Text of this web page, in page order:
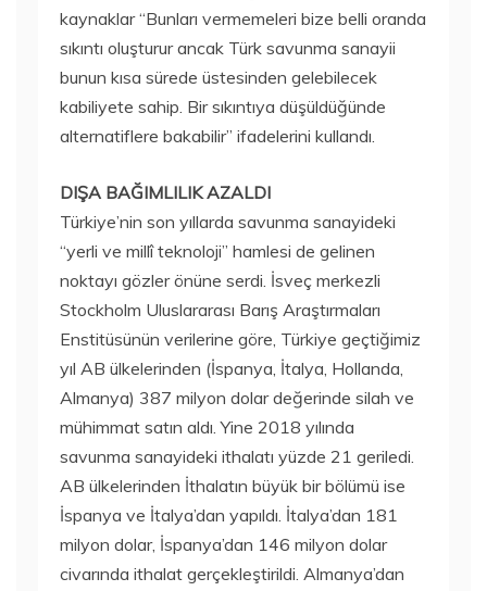
kaynaklar “Bunları vermemeleri bize belli oranda
sıkıntı oluşturur ancak Türk savunma sanayii
bunun kısa sürede üstesinden gelebilecek
kabiliyete sahip. Bir sıkıntıya düşüldüğünde
alternatiflere bakabilir” ifadelerini kullandı.
DIŞA BAĞIMLILIK AZALDI
Türkiye’nin son yıllarda savunma sanayideki
“yerli ve millî teknoloji” hamlesi de gelinen
noktayı gözler önüne serdi. İsveç merkezli
Stockholm Uluslararası Barış Araştırmaları
Enstitüsünün verilerine göre, Türkiye geçtiğimiz
yıl AB ülkelerinden (İspanya, İtalya, Hollanda,
Almanya) 387 milyon dolar değerinde silah ve
mühimmat satın aldı. Yine 2018 yılında
savunma sanayideki ithalatı yüzde 21 geriledi.
AB ülkelerinden İthalatın büyük bir bölümü ise
İspanya ve İtalya’dan yapıldı. İtalya’dan 181
milyon dolar, İspanya’dan 146 milyon dolar
civarında ithalat gerçekleştirildi. Almanya’dan